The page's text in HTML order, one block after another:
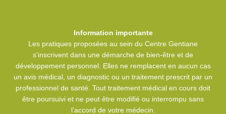
Information importante
Les pratiques proposées au sein du Centre Gentiane
s'inscrivent dans une démarche de bien-être et de
développement personnel. Elles ne remplacent en aucun cas
un avis médical, un diagnostic ou un traitement prescrit par un
professionnel de santé. Tout traitement médical en cours doit
être poursuivi et ne peut être modifié ou interrompu sans
l’accord de votre médecin.